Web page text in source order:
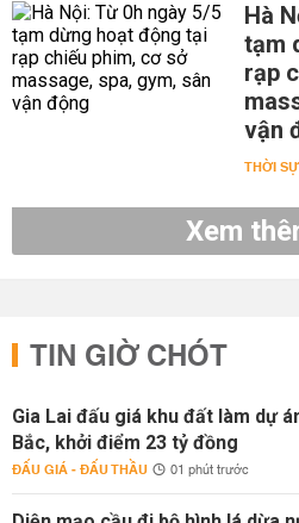
Hà
tạm
rạp
vận
THỜI SỰ
Xem
TIN GIỜ CHÓT
Gia Lai đấu giá khu đất làm dự
Bắc, khởi điểm 23 tỷ đồng
ĐẤU GIÁ - ĐẤU THẦU 01 phút trước